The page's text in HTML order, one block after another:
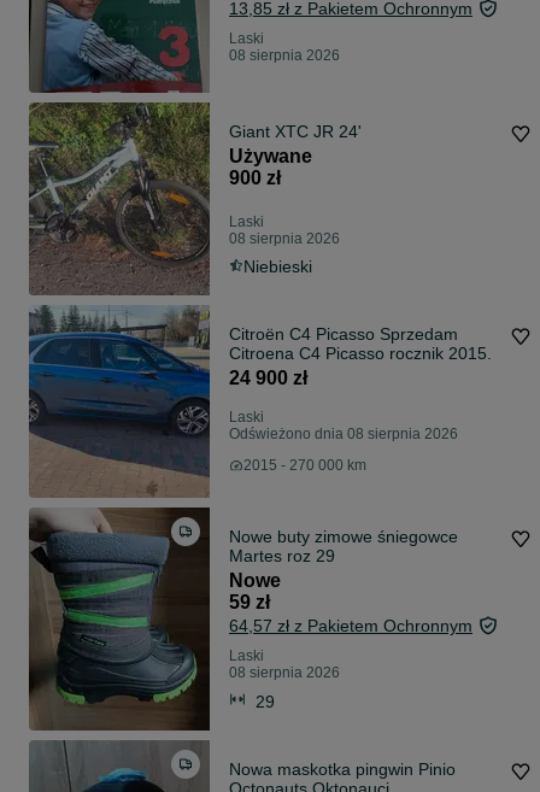
13,85 zł z Pakietem Ochronnym
Laski
08 sierpnia 2026
Giant XTC JR 24'
Używane
900 zł
Laski
08 sierpnia 2026
Niebieski
Citroën C4 Picasso Sprzedam
Citroena C4 Picasso rocznik 2015.
24 900 zł
Laski
Odświeżono dnia 08 sierpnia 2026
2015 - 270 000 km
Nowe buty zimowe śniegowce
Martes roz 29
Nowe
59 zł
64,57 zł z Pakietem Ochronnym
Laski
08 sierpnia 2026
29
Nowa maskotka pingwin Pinio